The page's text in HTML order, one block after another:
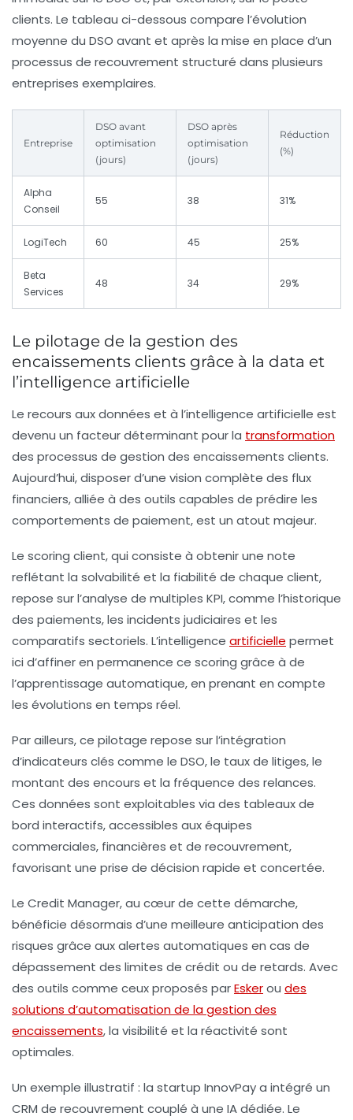
clients. Le tableau ci-dessous compare l’évolution
moyenne du DSO avant et après la mise en place d’un
processus de recouvrement structuré dans plusieurs
entreprises exemplaires.
Entreprise
DSO avant
optimisation
(jours)
DSO après
optimisation
(jours)
Réduction
(%)
Alpha
Conseil
55 38 31%
LogiTech 60 45 25%
Beta
Services
48 34 29%
Le pilotage de la gestion des
encaissements clients grâce à la data et
l’intelligence artificielle
Le recours aux données et à l’intelligence artificielle est
devenu un facteur déterminant pour la transformation
des processus de gestion des encaissements clients.
Aujourd’hui, disposer d’une vision complète des flux
financiers, alliée à des outils capables de prédire les
comportements de paiement, est un atout majeur.
Le scoring client, qui consiste à obtenir une note
reflétant la solvabilité et la fiabilité de chaque client,
repose sur l’analyse de multiples KPI, comme l’historique
des paiements, les incidents judiciaires et les
comparatifs sectoriels. L’intelligence artificielle permet
ici d’affiner en permanence ce scoring grâce à de
l’apprentissage automatique, en prenant en compte
les évolutions en temps réel.
Par ailleurs, ce pilotage repose sur l’intégration
d’indicateurs clés comme le DSO, le taux de litiges, le
montant des encours et la fréquence des relances.
Ces données sont exploitables via des tableaux de
bord interactifs, accessibles aux équipes
commerciales, financières et de recouvrement,
favorisant une prise de décision rapide et concertée.
Le Credit Manager, au cœur de cette démarche,
bénéficie désormais d’une meilleure anticipation des
risques grâce aux alertes automatiques en cas de
dépassement des limites de crédit ou de retards. Avec
des outils comme ceux proposés parEskerou des
solutions d’automatisation de la gestion des
encaissements, la visibilité et la réactivité sont
optimales.
Un exemple illustratif : la startup InnovPay a intégré un
CRM de recouvrement couplé à une IA dédiée. Le